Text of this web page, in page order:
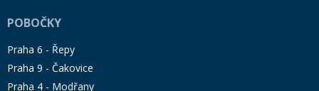
POBOČKY
Praha 6 - Řepy
Praha 9 - Čakovice
Praha 4 - Modřany